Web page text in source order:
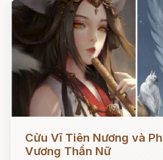
Cửu Vĩ Tiên Nương và
Vương Thần Nữ